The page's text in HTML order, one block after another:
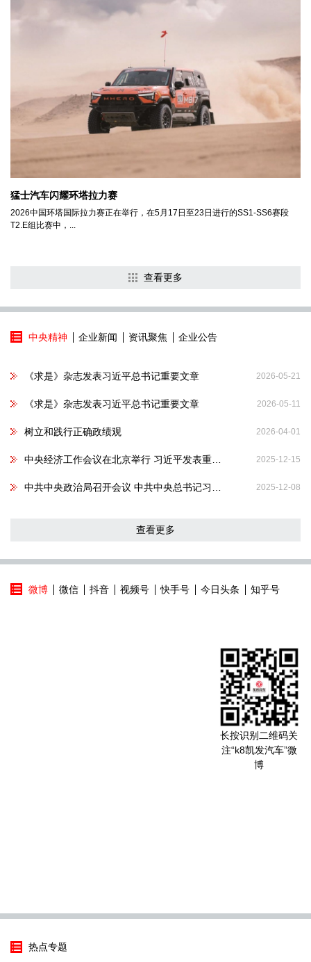
猛士汽车闪耀环塔拉力赛
2026中国环塔国际拉力赛正在举行，在5月17日至23日进行的SS1-SS6赛段
T2.E组比赛中，...
查看更多
中央精神 企业新闻 资讯聚焦 企业公告
《求是》杂志发表习近平总书记重要文章 2026-05-21
《求是》杂志发表习近平总书记重要文章 2026-05-11
树立和践行正确政绩观 2026-04-01
2025-12-15
2025-12-08
查看更多
微博 微信 抖音 视频号 快手号 今日头条 知乎号
长按识别二维码关
注“k8凯发汽车”微
博
热点专题